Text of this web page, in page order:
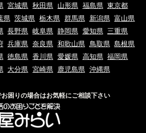
下見料として5,500円(税込)を申し受けます。
場合は下見料金5,500円(税込)を申し受けま
作業員が承ることが出来ない作業内容と判断した
し受けます。
やメッセージでのご案内の料金と現場を拝見さ
ません。※現場の環境やお客様のご依頼内容によ
業者を紹介するサービスです。
者でトラブルになった場合、当サイトは一切責任
の程宜しくお願いいたします。ご契約の際は慎重
宮城県 秋田県 山形県 福島県 東京都
県 茨城県 栃木県 群馬県 新潟県 富山県
長野県 岐阜県 静岡県 愛知県
三重県
兵庫県 奈良県 和歌山県 鳥取県 島根県
徳島県 香川県 愛媛県 高知県 福岡県
大分県 宮崎県 鹿児島県 沖縄県
お困りの場合はお気軽にご相談下さい